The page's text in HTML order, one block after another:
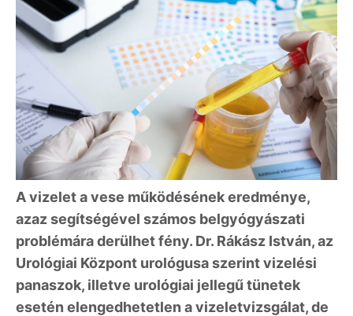
A vizelet a vese működésének eredménye,
azaz segítségével számos belgyógyászati
problémára derülhet fény. Dr. Rákász István, az
Urológiai Központ urológusa szerint vizelési
panaszok, illetve urológiai jellegű tünetek
esetén elengedhetetlen a vizeletvizsgálat, de